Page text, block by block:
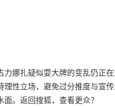
娜扎疑似耍大牌的变乱仍正在
理性立场，避免过分推度与宣
。返回搜狐，查看更众？